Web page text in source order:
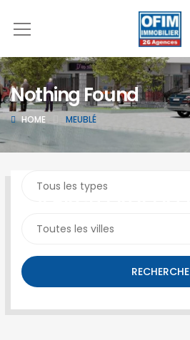
Nothing Found
HOME MEUBLÉ
SEARCH PROPERTY
RECHERCHE